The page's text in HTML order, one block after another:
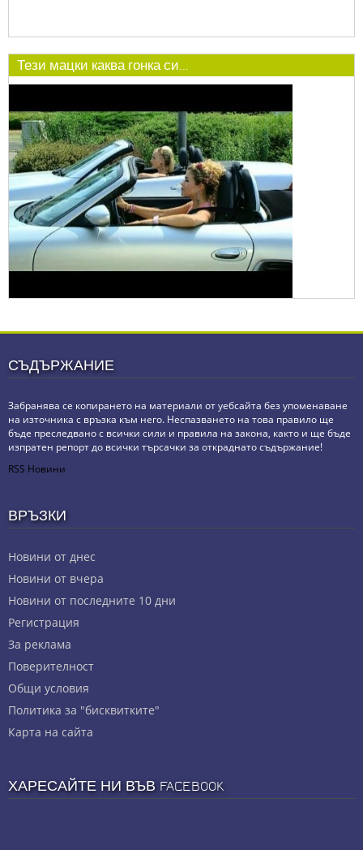
Тези мацки каква гонка си...
СЪДЪРЖАНИЕ
Забранява се копирането на материали от уебсайта без упоменаване
на източника с връзка към него. Неспазването на това правило ще
бъде преследвано с всички сили и правила на закона, както и ще бъде
изпратен репорт до всички търсачки за откраднато съдържание!
RSS Новини
ВРЪЗКИ
Новини от днес
Новини от вчера
Новини от последните 10 дни
Регистрация
За реклама
Πoвepитeлнocт
Общи условия
Политика за "бисквитките"
Карта на сайта
ХАРЕСАЙТЕ НИ ВЪВ FACEBOOK